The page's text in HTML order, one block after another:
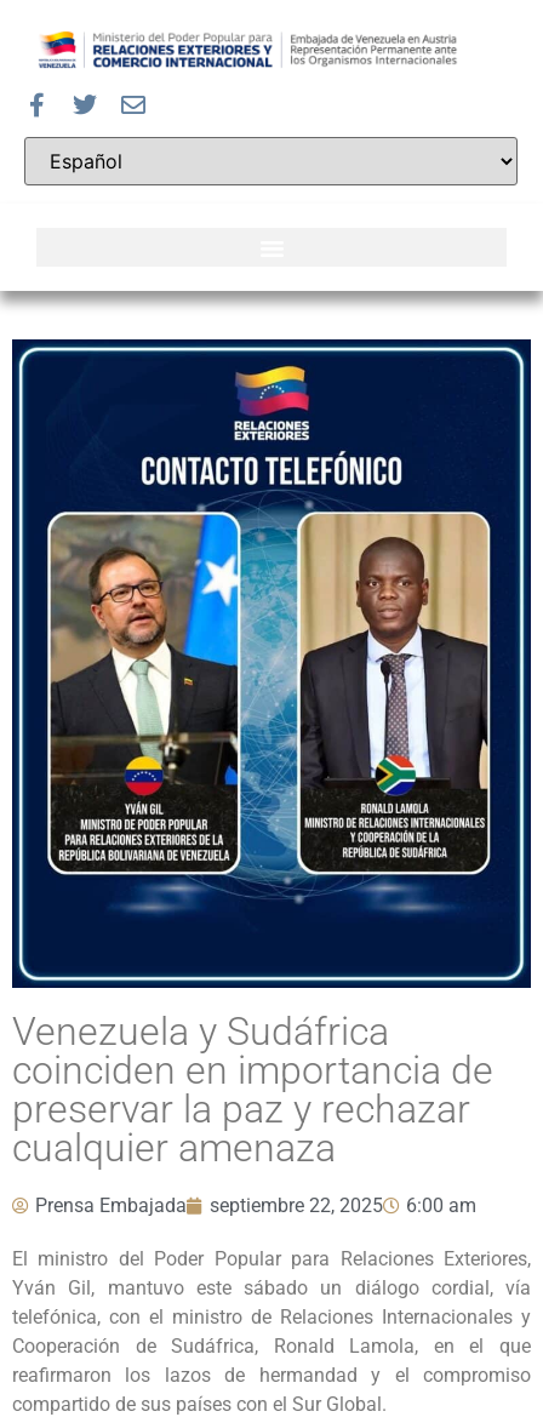
Venezuela y Sudáfrica
coinciden en importancia de
preservar la paz y rechazar
cualquier amenaza
Prensa Embajada septiembre 22, 2025 6:00 am
El ministro del Poder Popular para Relaciones Exteriores,
Yván Gil, mantuvo este sábado un diálogo cordial, vía
telefónica, con el ministro de Relaciones Internacionales y
Cooperación de Sudáfrica, Ronald Lamola, en el que
reafirmaron los lazos de hermandad y el compromiso
compartido de sus países con el Sur Global.